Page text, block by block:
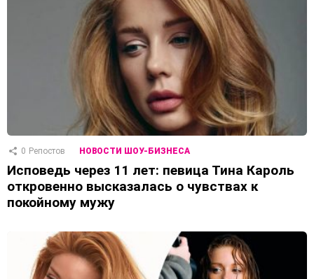
0 Репостов НОВОСТИ ШОУ-БИЗНЕСА
Исповедь через 11 лет: певица Тина Кароль
откровенно высказалась о чувствах к
покойному мужу